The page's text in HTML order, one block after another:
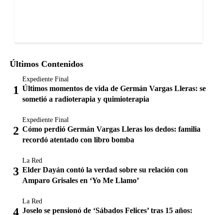
Últimos Contenidos
Expediente Final
Últimos momentos de vida de Germán Vargas Lleras: se
sometió a radioterapia y quimioterapia
Expediente Final
Cómo perdió Germán Vargas Lleras los dedos: familia
recordó atentado con libro bomba
La Red
Elder Dayán contó la verdad sobre su relación con
Amparo Grisales en ‘Yo Me Llamo’
La Red
Joselo se pensionó de ‘Sábados Felices’ tras 15 años: